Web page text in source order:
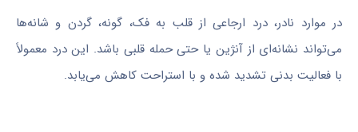
در موارد نادر، درد ارجاعی از قلب به فک، گونه، گردن و شانه‌ها
می‌تواند نشانه‌ای از آنژین یا حتی حمله قلبی باشد. این درد معمولاً
با فعالیت بدنی تشدید شده و با استراحت کاهش می‌یابد.